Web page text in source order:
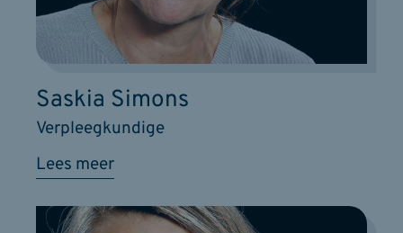
Lees meer
Verpleegkundige
Saskia Simons